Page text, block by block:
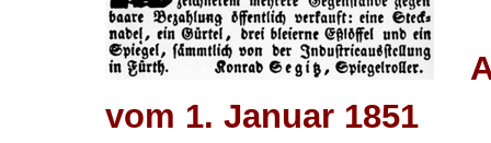
vom 1. Januar 1851